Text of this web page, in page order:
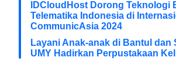
IDCloudHost Dorong Teknologi
Telematika Indonesia di
CommunicAsia 2024
Layani Anak-anak di Bantul dan
UMY Hadirkan Perpustakaan